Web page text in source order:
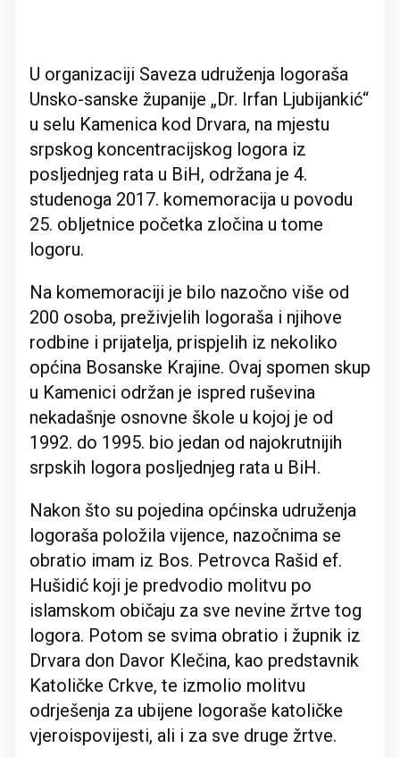
U organizaciji Saveza udruženja logoraša
Unsko-sanske županije „Dr. Irfan Ljubijankić“
u selu Kamenica kod Drvara, na mjestu
srpskog koncentracijskog logora iz
posljednjeg rata u BiH, održana je 4.
studenoga 2017. komemoracija u povodu
25. obljetnice početka zločina u tome
logoru.
Na komemoraciji je bilo nazočno više od
200 osoba, preživjelih logoraša i njihove
rodbine i prijatelja, prispjelih iz nekoliko
općina Bosanske Krajine. Ovaj spomen skup
u Kamenici održan je ispred ruševina
nekadašnje osnovne škole u kojoj je od
1992. do 1995. bio jedan od najokrutnijih
srpskih logora posljednjeg rata u BiH.
Nakon što su pojedina općinska udruženja
logoraša položila vijence, nazočnima se
obratio imam iz Bos. Petrovca Rašid ef.
Hušidić koji je predvodio molitvu po
islamskom običaju za sve nevine žrtve tog
logora. Potom se svima obratio i župnik iz
Drvara don Davor Klečina, kao predstavnik
Katoličke Crkve, te izmolio molitvu
odrješenja za ubijene logoraše katoličke
vjeroispovijesti, ali i za sve druge žrtve.